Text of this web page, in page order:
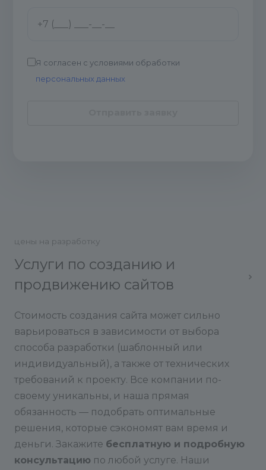
Я согласен с условиями обработки
персональных данных
цены на разработку
Услуги по созданию и
продвижению сайтов
Стоимость создания сайта может сильно
варьироваться в зависимости от выбора
способа разработки (шаблонный или
индивидуальный), а также от технических
требований к проекту. Все компании по-
своему уникальны, и наша прямая
обязанность — подобрать оптимальные
решения, которые сэкономят вам время и
деньги. Закажите бесплатную и подробную
консультацию по любой услуге. Наши